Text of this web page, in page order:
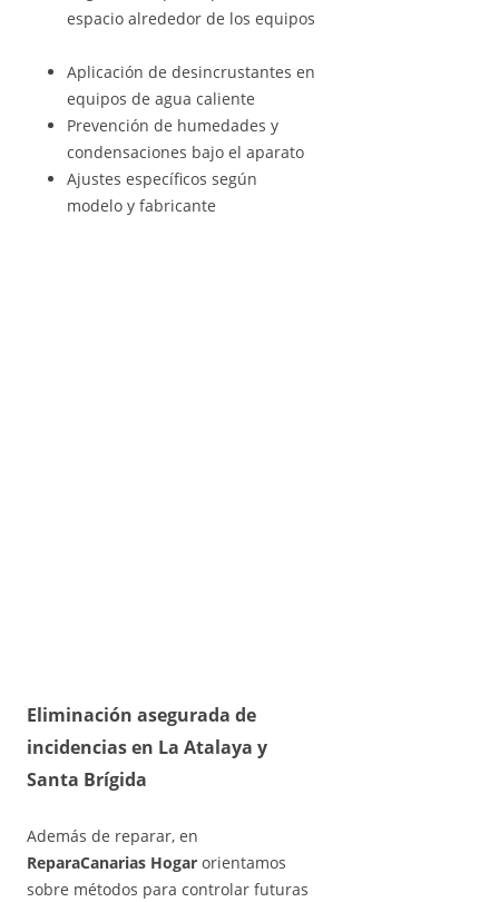
espacio alrededor de los equipos
Aplicación de desincrustantes en
equipos de agua caliente
Prevención de humedades y
condensaciones bajo el aparato
Ajustes específicos según
modelo y fabricante
Eliminación asegurada de
incidencias en La Atalaya y
Santa Brígida
Además de reparar, en
ReparaCanarias Hogar orientamos
sobre métodos para controlar futuras